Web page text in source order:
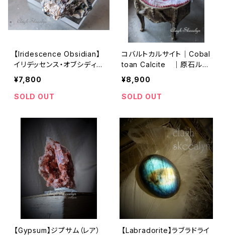
【Iridescence Obsidian】
イリデッセンス・オブシディ
アン｜ Turkey（トルコ産 ）
｜約33g｜レア鉱物｜鉱物
標本
¥7,800
SOLD OUT
コバルトカルサイト｜Cobal
toan Calcite ｜原石ルー
ス |鉱物標本 ｜25g
¥8,900
SOLD OUT
【Gypsum】ジプサム（レア）
【Labradorite】ラブラドライ